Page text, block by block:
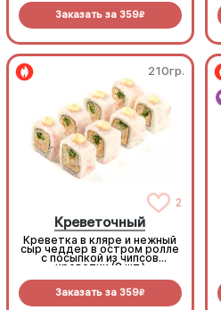
Заказать за 359R
210гр.
2
Креветочный
Креветка в кляре и нежный
сыр чеддер в остром ролле
с посыпкой из чипсов
креветки (8 шт.)
Заказать за 359R